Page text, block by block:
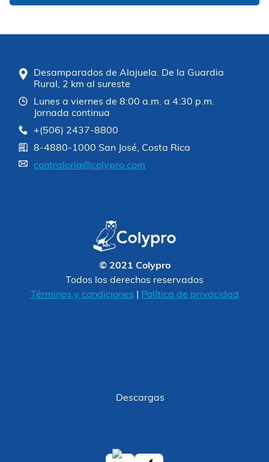
Desamparados de Alajuela. De la Guardia
Rural, 2 km al sureste
Lunes a viernes de 8:00 a.m. a 4:30 p.m.
Jornada continua
+(506) 2437-8800
8-4880-1000 San José, Costa Rica
contraloria@colypro.com
© 2021 Colypro
Todos los derechos reservados
Términos y condiciones
Política de privacidad
Descargas